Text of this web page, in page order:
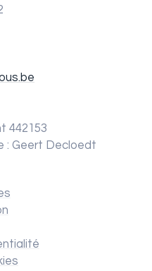
442153
: Geert Decloedt